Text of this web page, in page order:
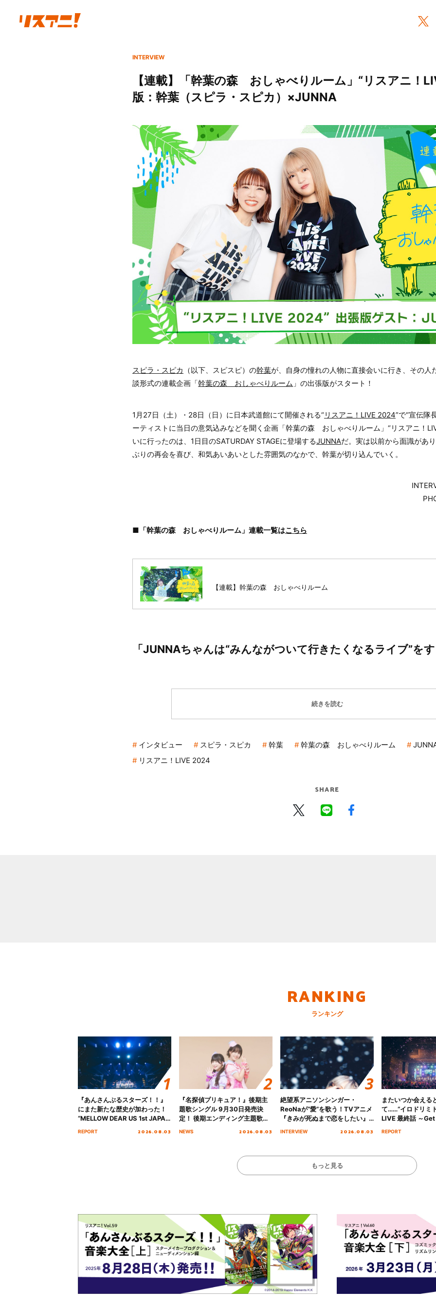
INTERVIEW
【連載】「幹葉の森 おしゃべりルーム」“リスアニ！
版：幹葉（スピラ・スピカ）×JUNNA
スピラ・スピカ （以下、スピスピ）の幹葉が、自身の憧れの人物に直接会いに行き、その人
談形式の連載企画「幹葉の森 おしゃべりルーム 」の出張版がスタート！
1月27日（土）・28日（日）に日本武道館にて開催される“リスアニ！LIVE 2024”で“宣伝隊
ーティストに当日の意気込みなどを聞く企画「幹葉の森 おしゃべりルーム」“リスアニ！
いに行ったのは、1日目のSATURDAY STAGEに登場するJUNNAだ。実は以前から面識があ
ぶりの再会を喜び、和気あいあいとした雰囲気のなかで、幹葉が切り込んでいく。
■「幹葉の森 おしゃべりルーム」連載一覧はこちら
【連載】幹葉の森 おしゃべりルーム
「JUNNAちゃんは“みんながついて行きたくなるライブ”を
続きを読む
インタビュー スピラ・スピカ 幹葉 幹葉の森 おしゃべりルーム
リスアニ！LIVE 2024
SHARE
RANKING
ランキング
『あんさんぶるスターズ！！』
にまた新たな歴史が加わった！
“MELLOW DEAR US 1st JAPAN
REPORT 2026.08.03
『名探偵プリキュア！』後期主
題歌シングル 9月30日発売決
定！ 後期エンディング主題歌
NEWS 2026.08.03
絶望系アニソンシンガー・
ReoNaが“愛”を歌う！TVアニメ
『きみが死ぬまで恋をしたい』
INTERVIEW 2026.08.03
またいつか会える
て……“イロドリミ
LIVE 最終話 ～
REPORT
もっと見る